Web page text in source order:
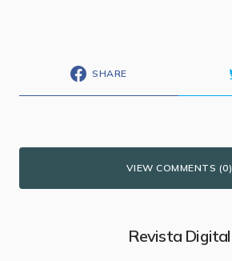
SHARE
VIEW COMMENTS (0)
Revista Digital